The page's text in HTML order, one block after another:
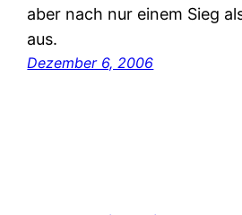
aber nach nur einem Sieg
aus.
Dezember 6, 2006